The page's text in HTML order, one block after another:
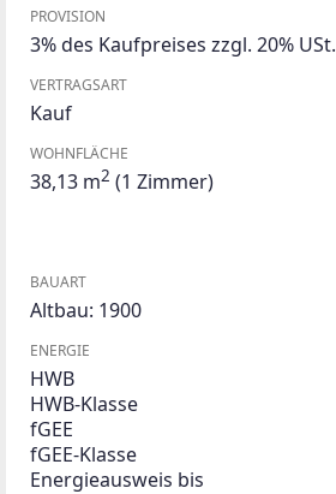
PROVISION
3% des Kaufpreises zzgl. 20% USt.
VERTRAGSART
Kauf
WOHNFLÄCHE
38,13 m2 (1 Zimmer)
BAUART
Altbau: 1900
ENERGIE
HWB
HWB-Klasse
fGEE
fGEE-Klasse
Energieausweis bis